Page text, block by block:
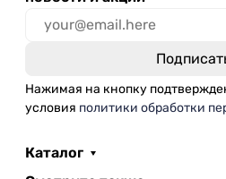
Нажимая на кнопку
условия политики обработки
Каталог